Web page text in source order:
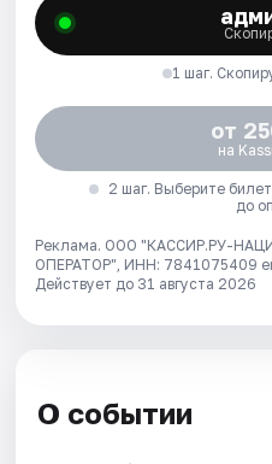
1 шаг.
от
на
2 шаг. Выберите
до
Реклама. ООО "КАССИР.РУ-
ОПЕРАТОР", ИНН: 7841075409
Действует до 31 августа 2026
О событии